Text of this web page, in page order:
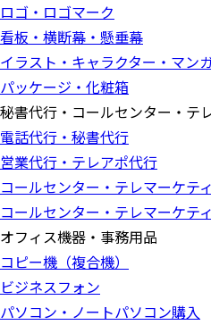
ロゴ・ロゴマーク
看板・横断幕・懸垂幕
イラスト・キャラクター・マン
パッケージ・化粧箱
秘書代行・コールセンター・テ
電話代行・秘書代行
営業代行・テレアポ代行
コールセンター・テレマーケテ
コールセンター・テレマーケテ
オフィス機器・事務用品
コピー機（複合機）
ビジネスフォン
パソコン・ノートパソコン購入